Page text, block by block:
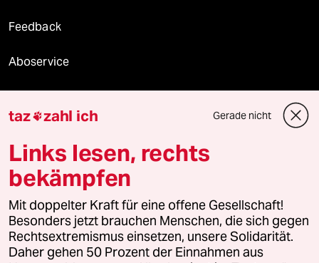
Feedback
Aboservice
Alle Rechte vorbehalten. Bei rechtlichen Fragen oder für Genehmigungen
wenden Sie sich bitte anlizenzen@taz.de
taz zahl ich Gerade nicht
Links lesen, rechts
bekämpfen
Mit doppelter Kraft für eine offene Gesellschaft!
Besonders jetzt brauchen Menschen, die sich gegen
Rechtsextremismus einsetzen, unsere Solidarität.
Daher gehen 50 Prozent der Einnahmen aus